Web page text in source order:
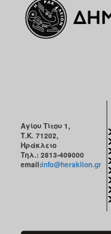
Αγίου Τίτου 1,
Τ.Κ. 71202,
Ηράκλειο
Τηλ.: 2813-409000
email:info@heraklion.gr